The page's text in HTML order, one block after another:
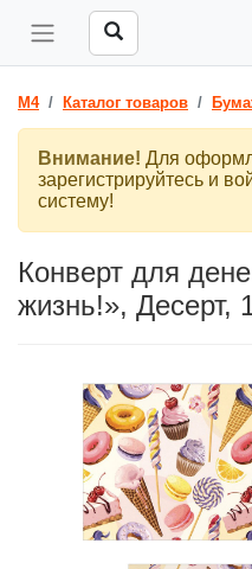
M4 Каталог товаров
Внимание! Для
зарегистрируйтесь и
систему!
Конверт для
жизнь!», Десерт,